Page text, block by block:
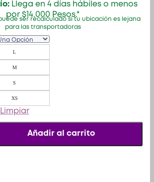
Llega en 4 días hábiles o menos
por $14.000 Pesos.*
ser recalculado si tu ubicación es lejana
para las transportadoras
L
M
S
XS
Limpiar
Añadir al carrito